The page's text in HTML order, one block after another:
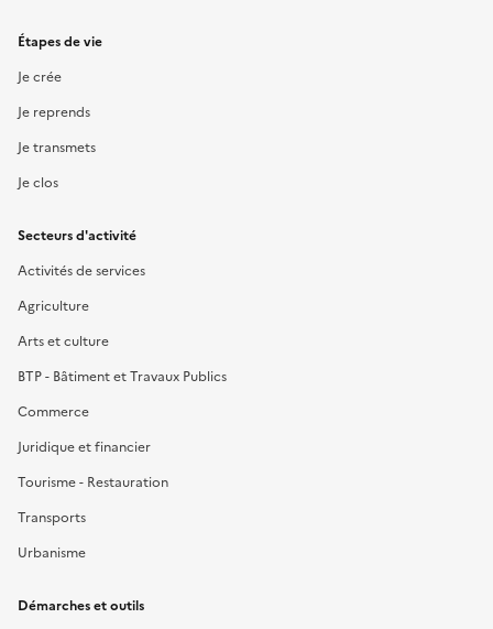
Étapes de vie
Je crée
Je reprends
Je transmets
Je clos
Secteurs d'activité
Activités de services
Agriculture
Arts et culture
BTP - Bâtiment et Travaux Publics
Commerce
Juridique et financier
Tourisme - Restauration
Transports
Urbanisme
Démarches et outils